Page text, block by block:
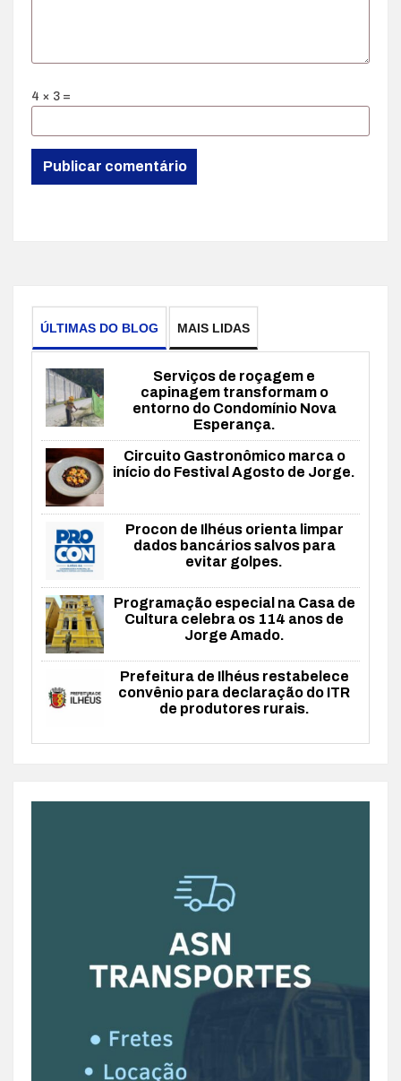
4 × 3 =
ÚLTIMAS DO BLOG MAIS LIDAS
Serviços de roçagem e
capinagem transformam o
entorno do Condomínio Nova
Esperança.
Circuito Gastronômico marca o
início do Festival Agosto de Jorge.
Procon de Ilhéus orienta limpar
dados bancários salvos para
evitar golpes.
Programação especial na Casa de
Cultura celebra os 114 anos de
Jorge Amado.
Prefeitura de Ilhéus restabelece
convênio para declaração do ITR
de produtores rurais.